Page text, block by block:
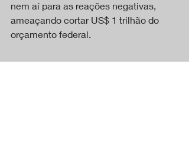
nem aí para as reações negativas,
ameaçando cortar US$ 1 trilhão do
orçamento federal.